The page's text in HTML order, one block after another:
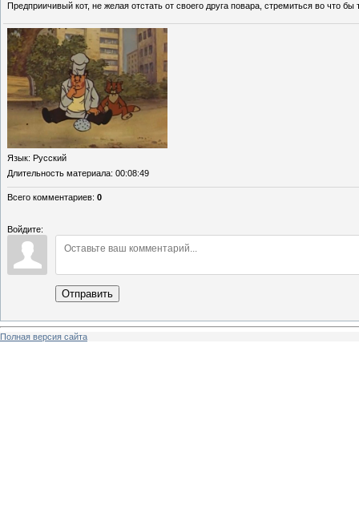
Предприичивый кот, не желая отстать от своего друга повара, стремиться во что
Язык: Русский
Длительность материала: 00:08:49
Всего комментариев: 0
Войдите:
Отправить
Полная версия сайта